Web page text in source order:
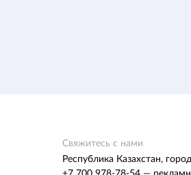
Свяжитесь с нами
Республика Казахстан,